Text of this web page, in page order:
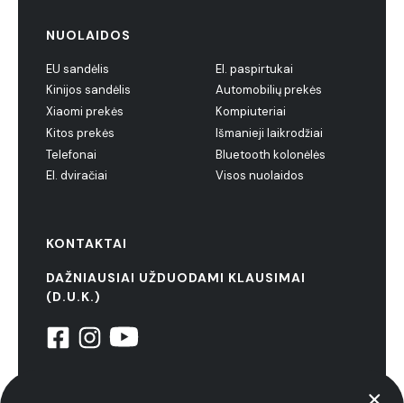
NUOLAIDOS
EU sandėlis
Kinijos sandėlis
Xiaomi prekės
Kitos prekės
Telefonai
El. dviračiai
El. paspirtukai
Automobilių prekės
Kompiuteriai
Išmanieji laikrodžiai
Bluetooth kolonėlės
Visos nuolaidos
KONTAKTAI
DAŽNIAUSIAI UŽDUODAMI KLAUSIMAI
(D.U.K.)